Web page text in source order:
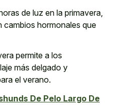
de luz en la primavera,
cambios hormonales que
permite a los
más delgado y
el verano.
De Pelo Largo De